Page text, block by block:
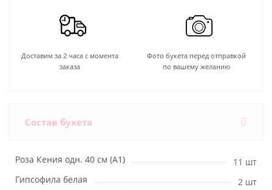
Доставим за 2 часа с момента
заказа
Фото букета перед отправкой
по вашему желанию
Состав букета
Роза Кения одн. 40 см (А1)
11 шт
Гипсофила белая
2 шт